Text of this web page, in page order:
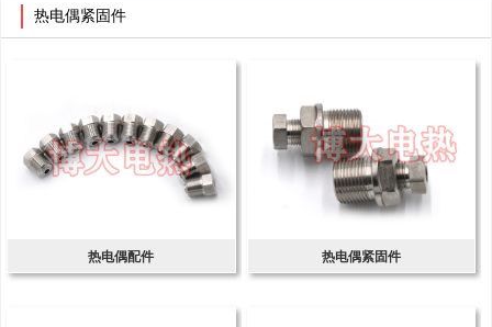
热电偶紧固件
热电偶配件 热电偶紧固件